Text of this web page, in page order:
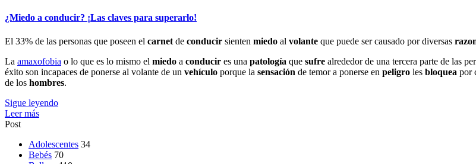
¿Miedo a conducir? ¡Las claves para superarlo!
El 33% de las personas que poseen el carnet de conducir sienten miedo al volante que puede ser causado por diversas
La amaxofobia o lo que es lo mismo el miedo a conducir es una patología que sufre alrededor de una tercera parte de las
éxito son incapaces de ponerse al volante de un vehículo porque la sensación de temor a ponerse en peligro les bloquea por
de los hombres.
Sigue leyendo
Leer más
Post
Adolescentes 34
Bebés 70